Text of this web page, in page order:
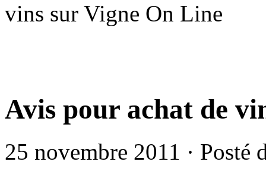
vins sur Vigne On Line
Avis pour achat de
25 novembre 2011 · Posté